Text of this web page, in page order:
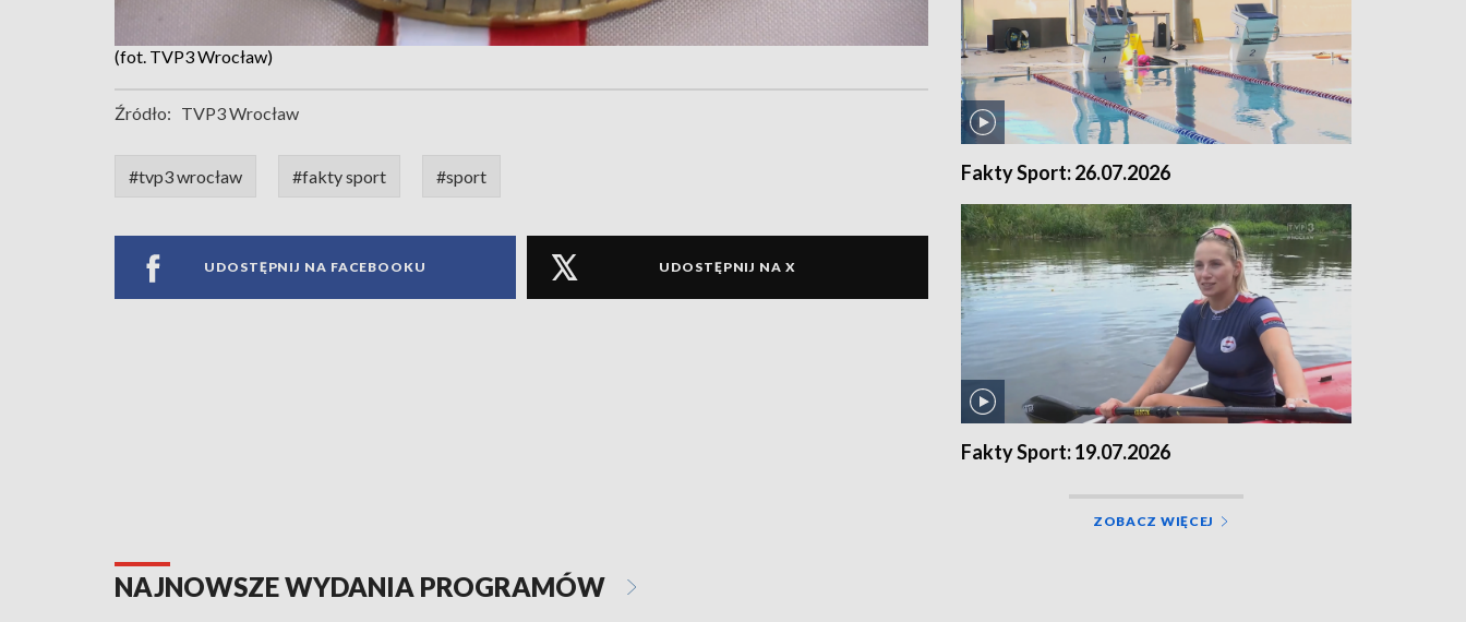
(fot. TVP3 Wrocław)
Źródło: TVP3 Wrocław
#tvp3 wrocław #fakty sport #sport
UDOSTĘPNIJ NA FACEBOOKU UDOSTĘPNIJ NA X
Fakty Sport: 26.07.2026
Fakty Sport: 19.07.2026
ZOBACZ WIĘCEJ
NAJNOWSZE WYDANIA PROGRAMÓW